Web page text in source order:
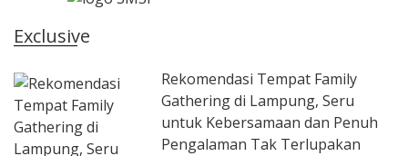
Exclusive
Rekomendasi Tempat Family
Gathering di Lampung, Seru
untuk Kebersamaan dan Penuh
Pengalaman Tak Terlupakan